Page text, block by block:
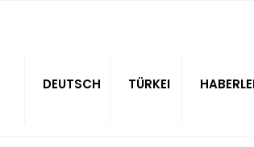
DEUTSCH TÜRKEI